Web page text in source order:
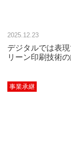
2025.12.23
デジタルでは表
リーン印刷技術
事業承継